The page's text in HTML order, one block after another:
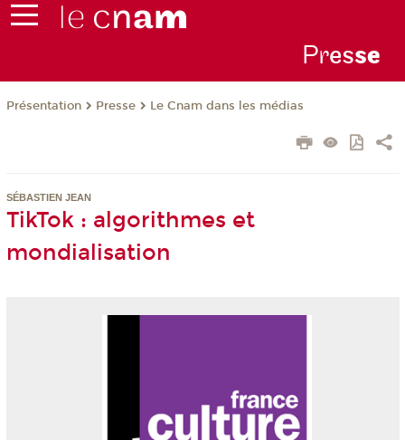
Presse
Présentation Presse Le Cnam dans les médias
SÉBASTIEN JEAN
TikTok : algorithmes et
mondialisation